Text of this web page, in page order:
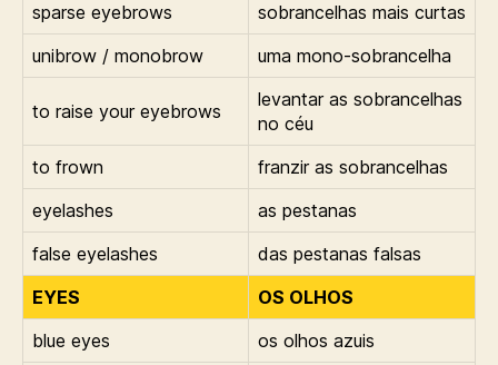
sparse eyebrows
sobrancelhas mais curtas
unibrow / monobrow
uma mono-sobrancelha
to raise your eyebrows
levantar as sobrancelhas
no céu
to frown
franzir as sobrancelhas
eyelashes
as pestanas
false eyelashes
das pestanas falsas
EYES
OS OLHOS
blue eyes
os olhos azuis